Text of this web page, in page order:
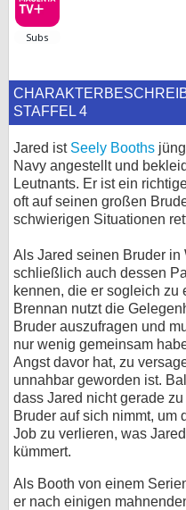
STAFFEL 4
Jared ist Seely Booths
Navy angestellt und
Leutnants. Er ist ein
oft auf seinen großen
schwierigen Situationen
Als Jared seinen Bruder in
schließlich auch dessen
kennen, die er sogleich zu
Brennan nutzt die
Bruder auszufragen und
nur wenig gemeinsam
Angst davor hat, zu
unnahbar geworden ist.
dass Jared nicht gerade
Bruder auf sich nimmt, um
Job zu verlieren, was
kümmert.
Als Booth von einem
er nach einigen